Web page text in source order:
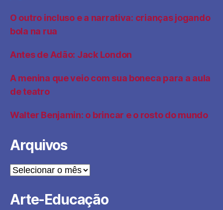
O outro incluso e a narrativa: crianças jogando
bola na rua
Antes de Adão: Jack London
A menina que veio com sua boneca para a aula
de teatro
Walter Benjamin: o brincar e o rosto do mundo
Arquivos
Arquivos
Arte-Educação